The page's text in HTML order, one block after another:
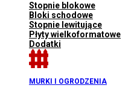
Stopnie blokowe
Bloki schodowe
Stopnie lewitujące
Płyty wielkoformatowe
Dodatki
MURKI I OGRODZENIA